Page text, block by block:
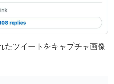
たツイートをキャプチャ画像